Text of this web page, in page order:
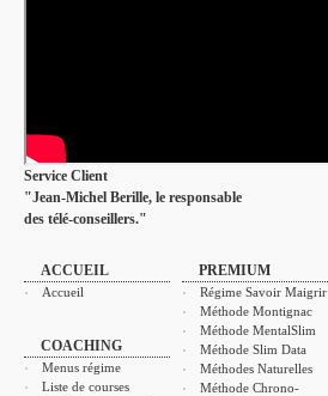
Service Client
"Jean-Michel Berille, le responsable
des télé-conseillers."
ACCUEIL
Accueil
COACHING
Menus régime
Liste de courses
PREMIUM
Régime Savoir Maigrir
Méthode Montignac
Méthode MentalSlim
Méthode Slim Data
Méthodes Naturelles
Méthode Chrono-